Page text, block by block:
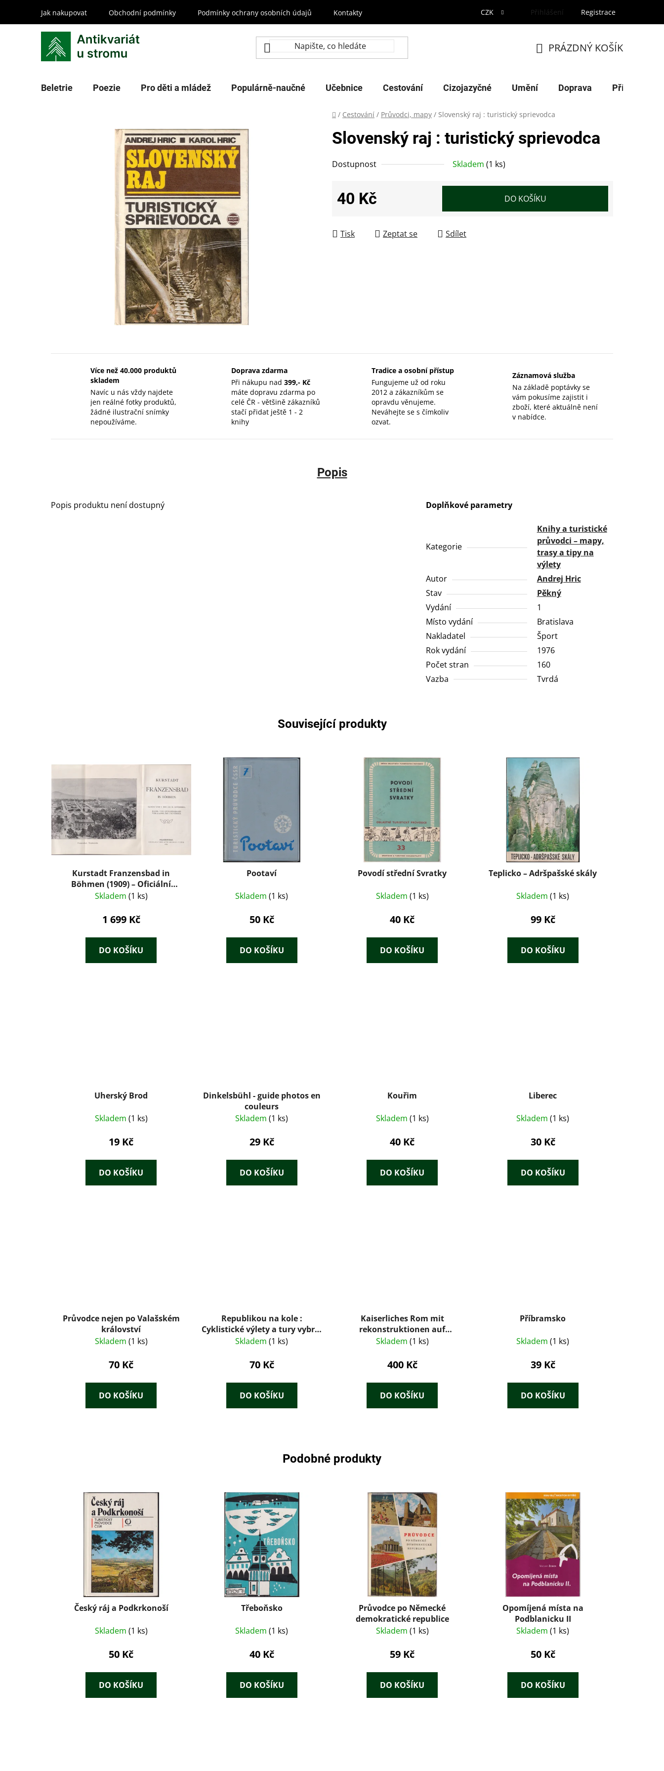
obsah
Jak nakupovat Obchodní podmínky Podmínky ochrany osobních údajů Kontakty CZK Přihlášení Registrace
KOŠÍK
PRÁZDNÝ KOŠÍK
Beletrie Poezie Pro děti a mládež Populárně-naučné Učebnice Cestování Cizojazyčné Umění Doprava Příroda
Domů
/ Cestování / Průvodci, mapy / Slovenský raj : turistický sprievodca
Slovenský raj : turistický sprievodca
Dostupnost Skladem (1 ks)
40 Kč DO KOŠÍKU
Tisk Zeptat se Sdílet
Více než 40.000 produktů
skladem
Navíc u nás vždy najdete
jen reálné fotky produktů,
žádné ilustrační snímky
nepoužíváme.
Doprava zdarma
Při nákupu nad 399,- Kč
máte dopravu zdarma po
celé ČR - většině zákazníků
stačí přidat ještě 1 - 2
knihy
Tradice a osobní přístup
Fungujeme už od roku
2012 a zákazníkům se
opravdu věnujeme.
Neváhejte se s čímkoliv
ozvat.
Záznamová služba
Na základě poptávky se
vám pokusíme zajistit i
zboží, které aktuálně není
v nabídce.
Popis
Popis produktu není dostupný Doplňkové parametry
Kategorie
Knihy a turistické
průvodci – mapy,
trasy a tipy na
výlety
Autor
Andrej Hric
Stav
Pěkný
Vydání
1
Místo vydání
Bratislava
Nakladatel
Šport
Rok vydání
1976
Počet stran
160
Vazba
Tvrdá
Související produkty
Kurstadt Franzensbad in
Böhmen (1909) – Oficiální
lázeňský průvodce s
Skladem (1 ks)
1 699 Kč
DO KOŠÍKU
Pootaví
Skladem(1 ks)
50 Kč
DO KOŠÍKU
Povodí střední Svratky
Skladem (1 ks)
40 Kč
DO KOŠÍKU
Teplicko – Adršpašské skály
Skladem(1 ks)
99 Kč
DO KOŠÍKU
Uherský Brod
Skladem (1 ks)
19 Kč
DO KOŠÍKU
Dinkelsbühl - guide photos en
couleurs
Skladem(1 ks)
29 Kč
DO KOŠÍKU
Kouřim
Skladem (1 ks)
40 Kč
DO KOŠÍKU
Liberec
Skladem(1 ks)
30 Kč
DO KOŠÍKU
Průvodce nejen po Valašském
království
Skladem (1 ks)
70 Kč
DO KOŠÍKU
Republikou na kole :
Cyklistické výlety a tury vybral
a popsal Rajmund Šnajperk
Skladem(1 ks)
70 Kč
DO KOŠÍKU
Kaiserliches Rom mit
rekonstruktionen auf
transparentfolien von Rom -
Skladem (1 ks)
400 Kč
DO KOŠÍKU
Příbramsko
Skladem(1 ks)
39 Kč
DO KOŠÍKU
Podobné produkty
Český ráj a Podkrkonoší
Skladem (1 ks)
50 Kč
DO KOŠÍKU
Třeboňsko
Skladem(1 ks)
40 Kč
DO KOŠÍKU
Průvodce po Německé
demokratické republice
Skladem (1 ks)
59 Kč
DO KOŠÍKU
Opomíjená místa na
Podblanicku II
Skladem(1 ks)
50 Kč
DO KOŠÍKU